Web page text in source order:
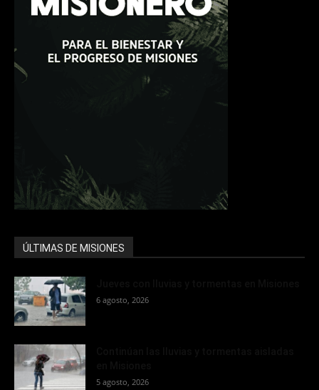
ÚLTIMAS DE MISIONES
6 agosto, 2026
5 agosto, 2026